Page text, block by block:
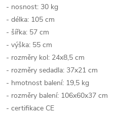
- nosnost: 30 kg
- délka: 105 cm
- šířka: 57 cm
- výška: 55 cm
- rozměry kol: 24x8,5 cm
- rozměry sedadla: 37x21 cm
- hmotnost balení: 19,5 kg
- rozměry balení: 106x60x37 cm
- certifikace CE